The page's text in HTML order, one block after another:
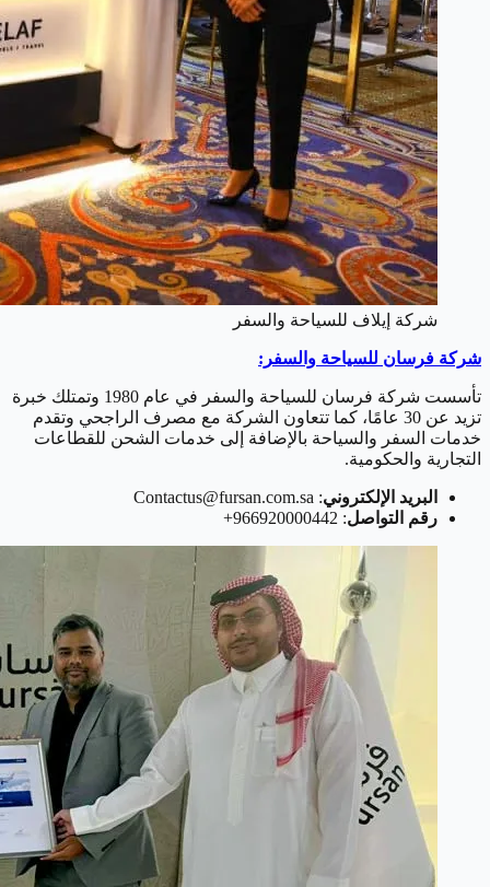
شركة إيلاف للسياحة والسفر
شركة فرسان للسياحة والسفر:
تأسست شركة فرسان للسياحة والسفر في عام 1980 وتمتلك خبرة
تزيد عن 30 عامًا، كما تتعاون الشركة مع مصرف الراجحي وتقدم
خدمات السفر والسياحة بالإضافة إلى خدمات الشحن للقطاعات
التجارية والحكومية.
البريد الإلكتروني: Contactus@fursan.com.sa
رقم التواصل: 966920000442+